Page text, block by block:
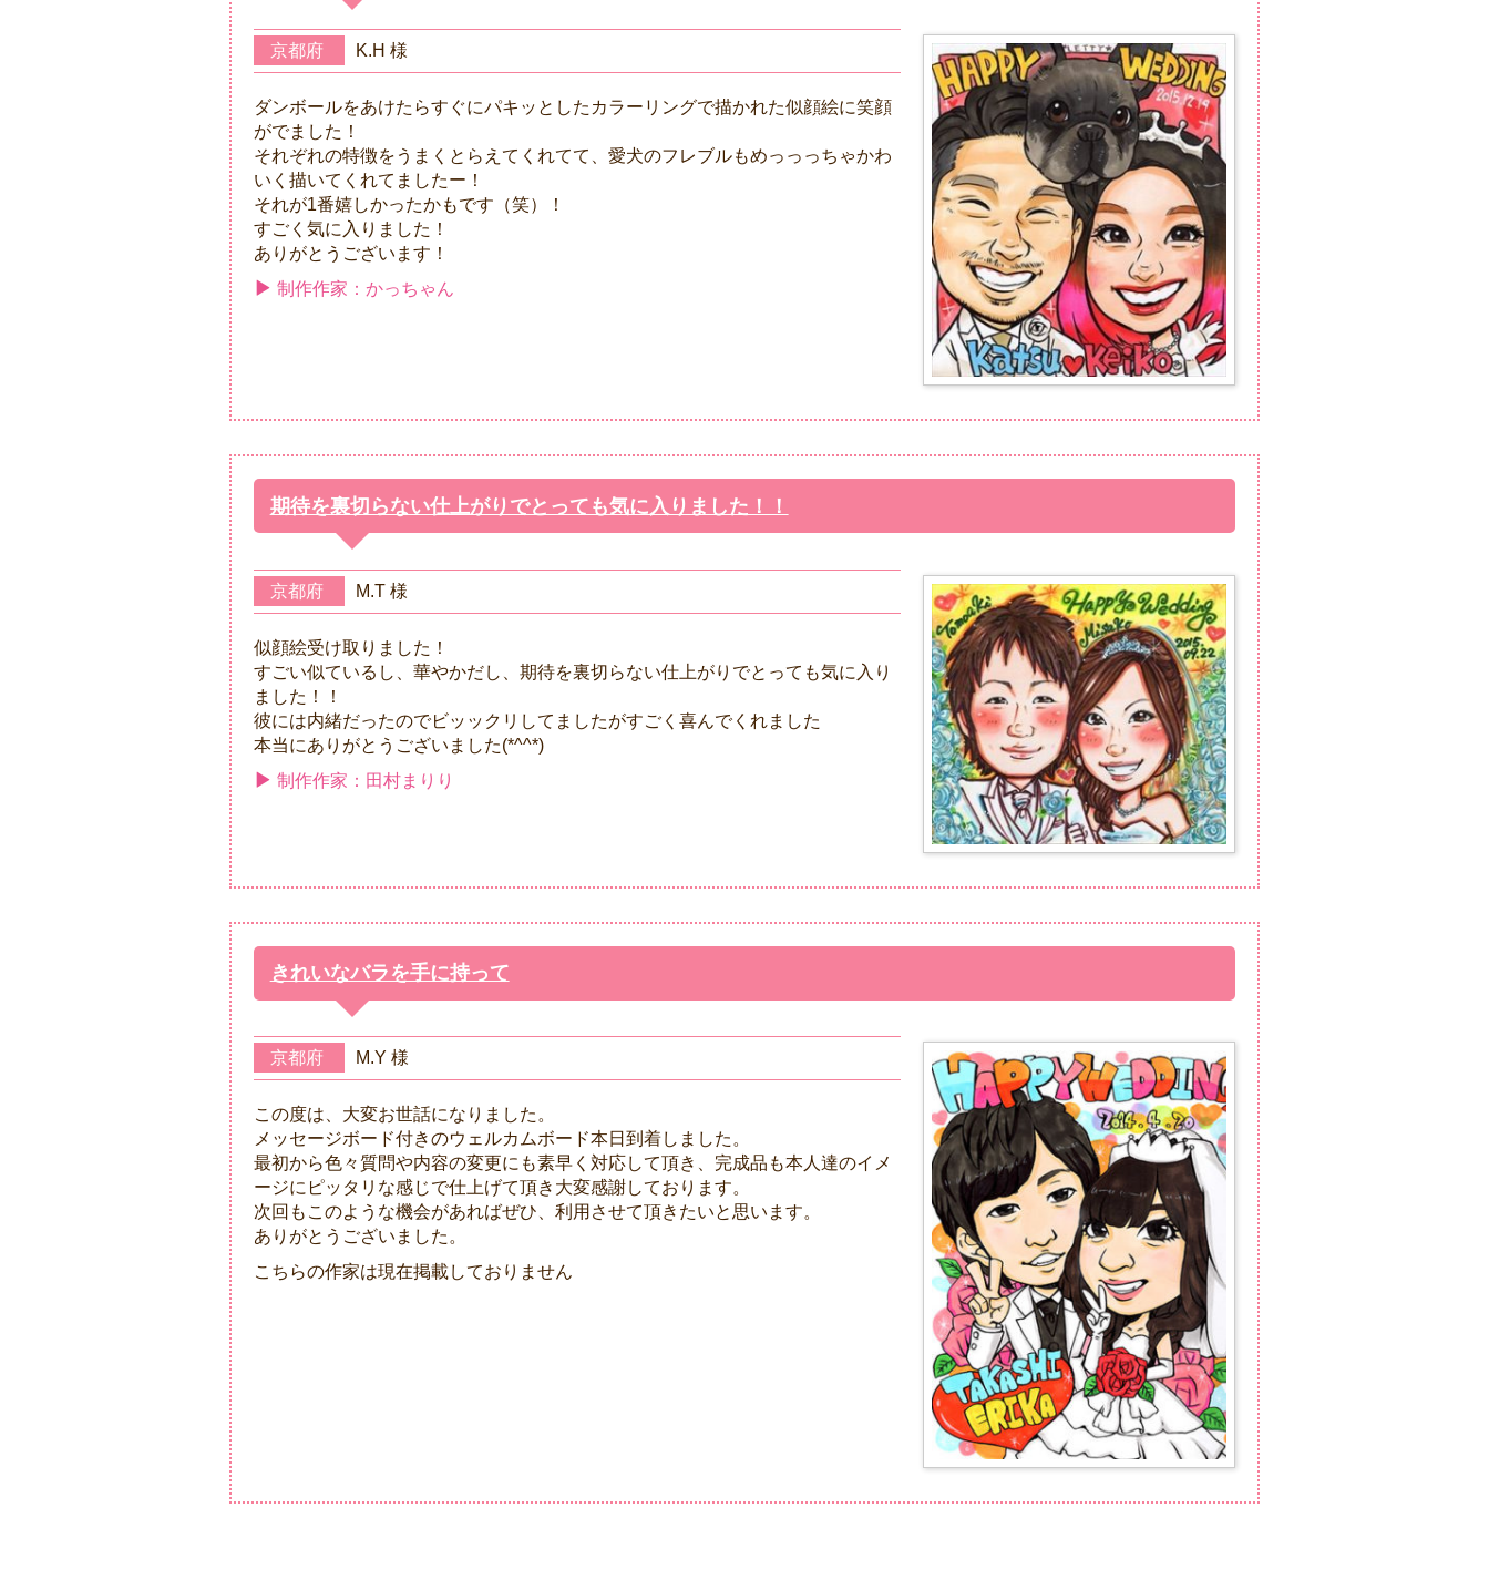
京都府 K.H 様
ダンボールをあけたらすぐにパキッとしたカラーリングで描かれた似顔絵に笑顔
がでました！
それぞれの特徴をうまくとらえてくれてて、愛犬のフレブルもめっっっちゃかわ
いく描いてくれてましたー！
それが1番嬉しかったかもです（笑）！
すごく気に入りました！
ありがとうございます！
制作作家：かっちゃん
期待を裏切らない仕上がりでとっても気に入りました！！
京都府 M.T 様
似顔絵受け取りました！
すごい似ているし、華やかだし、期待を裏切らない仕上がりでとっても気に入り
ました！！
彼には内緒だったのでビッックリしてましたがすごく喜んでくれました
本当にありがとうございました(*^^*)
制作作家：田村まりり
きれいなバラを手に持って
京都府 M.Y 様
この度は、大変お世話になりました。
メッセージボード付きのウェルカムボード本日到着しました。
最初から色々質問や内容の変更にも素早く対応して頂き、完成品も本人達のイメ
ージにピッタリな感じで仕上げて頂き大変感謝しております。
次回もこのような機会があればぜひ、利用させて頂きたいと思います。
ありがとうございました。
こちらの作家は現在掲載しておりません